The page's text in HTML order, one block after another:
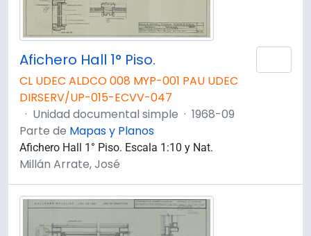
Afichero Hall 1° Piso.
CL UDEC ALDCO 008 MYP-001 PAU UDEC
DIRSERV/UP-015-ECVV-047
· Unidad documental simple · 1968-09
Parte de Mapas y Planos
Afichero Hall 1° Piso. Escala 1:10 y Nat.
Millán Arrate, José